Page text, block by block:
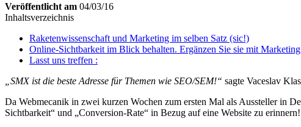
Veröffentlicht am 04/03/16
Inhaltsverzeichnis
Raketenwissenschaft und Marketing im selben Satz (sic!)
Online-Sichtbarkeit im Blick behalten. Ergänzen Sie sie mit
Lasst uns treffen :
„SMX ist die beste Adresse für Themen wie SEO/SEM!“ sagte Vaceslav
Da Webmecanik in zwei kurzen Wochen zum ersten Mal als Aussteller in
Sichtbarkeit“ und „Conversion-Rate“ in Bezug auf eine Website zu erinnern!